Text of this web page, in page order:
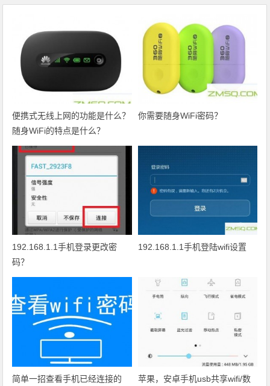
便携式无线上网的功能是什么？
随身WiFi的特点是什么？
你需要随身WiFi密码？
192.168.1.1手机登录更改密
码？
192.168.1.1手机登陆wifi设置
简单一招查看手机已经连接的
苹果，安卓手机usb共享wifi/数